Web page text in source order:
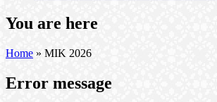
You are here
Home » MIK 2026
Error message